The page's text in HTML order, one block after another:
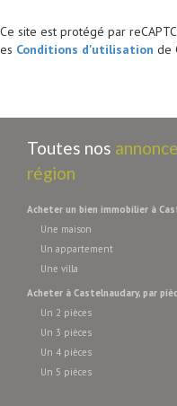
Ce site est protégé par
es Conditions d'utilisation de
Toutes nos
région
acheter un bien immobilier à
Une maison
Un appartement
Une villa
acheter à Castelnaudary, par
Un 2 pièces
Un 3 pièces
Un 4 pièces
Un 5 pièces